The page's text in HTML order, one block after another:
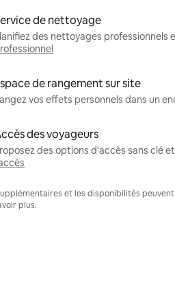
de nettoyage
des nettoyages professionnels
de rangement sur site
vos effets personnels dans un
des voyageurs
des options d'accès sans clé
et les disponibilités
plus.